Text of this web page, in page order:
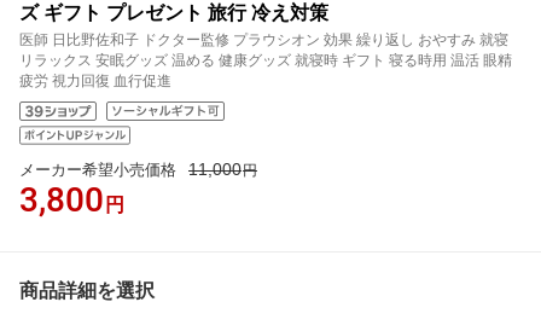
ズ ギフト プレゼント 旅行 冷え対策
医師 日比野佐和子 ドクター監修 プラウシオン 効果 繰り返し おやすみ 就寝
リラックス 安眠グッズ 温める 健康グッズ 就寝時 ギフト 寝る時用 温活 眼精
疲労 視力回復 血行促進
メーカー希望小売価格 11,000円
3,800 円
商品詳細を選択